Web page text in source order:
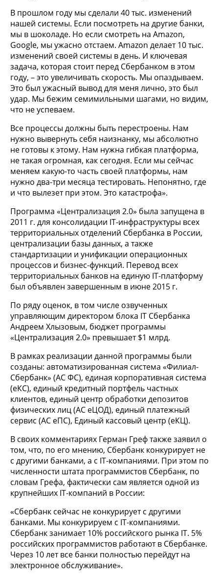
В прошлом году мы сделали 40 тыс. изменений
нашей системы. Если посмотреть на другие банки,
мы в шоколаде. Но если смотреть на Amazon,
Google, мы ужасно отстаем. Amazon делает 10 тыс.
изменений своей системы в день. И ключевая
задача, которая стоит перед Сбербанком в этом
году, – это увеличивать скорость. Мы опаздываем.
Это был ужасный вывод для меня лично, это был
удар. Мы бежим семимильными шагами, но видим,
что не успеваем.
Все процессы должны быть перестроены. Нам
нужно вывернуть себя наизнанку, мы абсолютно
не готовы к этому. Нам нужна гибкая платформа,
не такая огромная, как сегодня. Если мы сейчас
меняем какую-то часть своей платформы, нам
нужно два-три месяца тестировать. Непонятно, где
и что вылезет при этом. Это катастрофа».
Программа «Централизация 2.0» была запущена в
2011 г. для консолидации IT-инфраструктуры всех
территориальных отделений Сбербанка в России,
централизации базы данных, а также
стандартизации и унификации операционных
процессов и бизнес-функций. Перевод всех
территориальных банков на единую IT-платформу
был объявлен завершенным в июне 2015 г.
По ряду оценок, в том числе озвученных
управляющим директором блока IT Сбербанка
Андреем Хлызовым, бюджет программы
«Централизация 2.0» превышает $1 млрд.
В рамках реализации данной программы были
созданы: автоматизированная система «Филиал-
Сбербанк» (АС ФС), единая корпоративная система
(еКС), единый кредитный портфель частных
клиентов, единый центр обработки депозитов
физических лиц (АС еЦОД), единый платежный
сервис (АС еПС), Единый кассовый центр (еКЦ).
В своих комментариях Герман Греф также заявил о
том, что, по его мнению, Сбербанк конкурирует не
с другими банками, а с IT-компаниями. При этом по
численности штата программистов Сбербанк, по
словам Грефа, фактически сам является одной из
крупнейших IT-компаний в России:
«Сбербанк сейчас не конкурирует с другими
банками. Мы конкурируем с IT-компаниями.
Сбербанк занимает 10% российского рынка IT. 5%
российских программистов работают в Сбербанке.
Через 10 лет все банки полностью перейдут на
электронное обслуживание».